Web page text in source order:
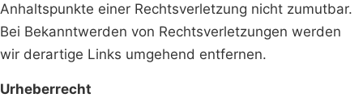
Anhaltspunkte einer Rechtsverletzung nicht zumutbar.
Bei Bekanntwerden von Rechtsverletzungen werden
wir derartige Links umgehend entfernen.
Urheberrecht